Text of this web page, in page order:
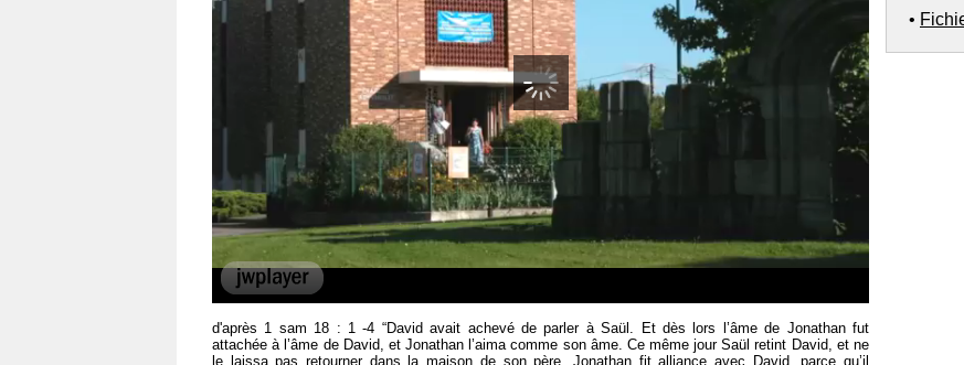
00:00 00:00
•
d'après 1 sam 18 : 1 -4 “David avait achevé de parler à Saül. Et dès lors l’âme de Jonathan fut
attachée à l’âme de David, et Jonathan l’aima comme son âme. Ce même jour Saül retint David, et ne
le laissa pas retourner dans la maison de son père. Jonathan fit alliance avec David, parce qu’il